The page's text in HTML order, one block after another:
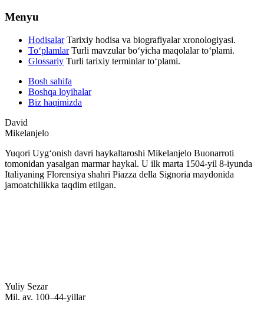
Menyu
Hodisalar Tarixiy hodisa va biografiyalar xronologiyasi.
To‘plamlar Turli mavzular bo‘yicha maqolalar to‘plami.
Glossariy Turli tarixiy terminlar to‘plami.
Bosh sahifa
Boshqa loyihalar
Biz haqimizda
David
Mikelanjelo
Yuqori Uygʻonish davri haykaltaroshi Mikelanjelo Buonarroti
tomonidan yasalgan marmar haykal. U ilk marta 1504-yil 8-iyunda
Italiyaning Florensiya shahri Piazza della Signoria maydonida
jamoatchilikka taqdim etilgan.
Yuliy Sezar
Mil. av. 100–44-yillar